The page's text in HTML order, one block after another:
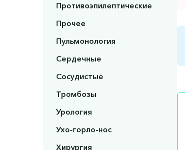
Противоэпилептические
Прочее
Пульмонология
Сердечные
Сосудистые
Тромбозы
Урология
Ухо-горло-нос
Хирургия